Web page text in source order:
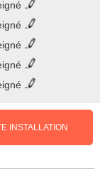
INSTALLATION